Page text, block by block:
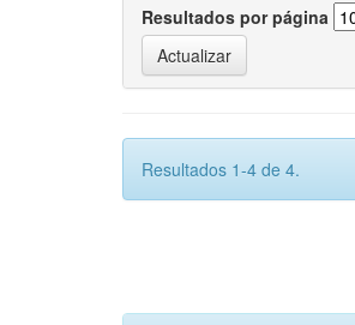
Resultados por página
Resultados 1-4 de 4.